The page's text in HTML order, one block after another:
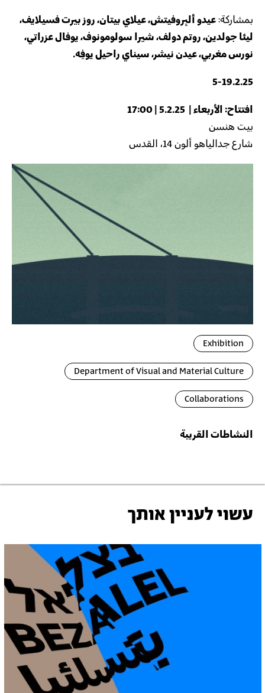
بمشاركة:عيدو ألبِروفيتش، عيلاي بيتان، روز بيرت فسيلايف،
ليئا جولدين، روتم دولف، شيرا سولومونوف، يوفال عزراتي،
نورس مغربي، عيدن نيشر، سيناي راحيل يوفِه.
5-19.2.25
افتتاح: الأربعاء | 5.2.25 | 17:00
بيت هنسن
شارع جدالياهو ألون 14، القدس
Exhibition
Department of Visual and Material Culture
Collaborations
النشاطات القريبة
עשוי לעניין אותך